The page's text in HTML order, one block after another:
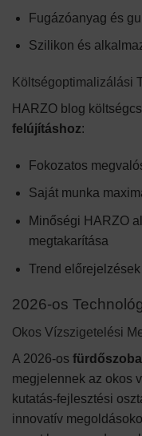
Fugázóanyag és
Szilikon és
Költségoptimalizálási
HARZO blog
felújításhoz:
Fokozatos
Saját munka
Minőségi HARZO
megtakarítása
Trend
2026-os
Okos Vízszigetelési
A 2026-os
megjelennek az okos
kutatás-fejlesztési
innovatív